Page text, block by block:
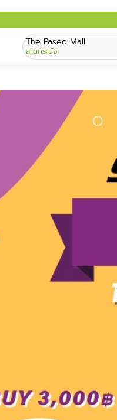
The Paseo Mall
ลาดกระบัง